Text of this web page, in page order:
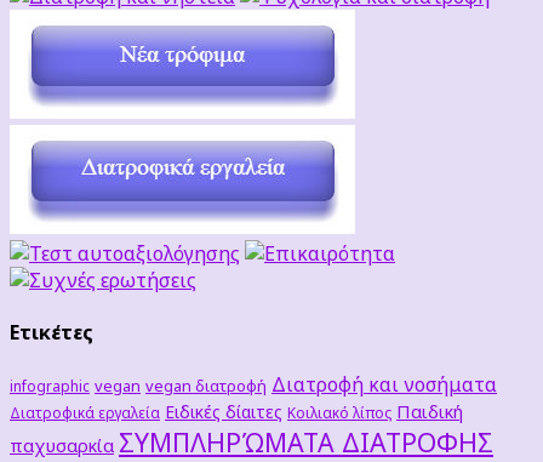
Ετικέτες
infographic vegan vegan διατροφή Διατροφή και νοσήματα
Διατροφικά εργαλεία Ειδικές δίαιτες Κοιλιακό λίπος Παιδική
παχυσαρκία ΣΥΜΠΛΗΡΏΜΑΤΑ ΔΙΑΤΡΟΦΗΣ